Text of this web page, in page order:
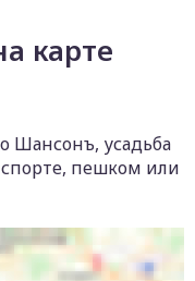
карте
Шансонъ, усадьба
пешком или